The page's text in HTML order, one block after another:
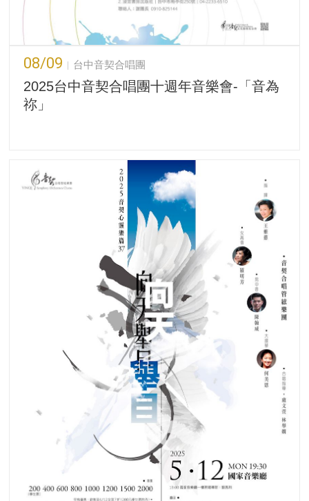
08/09 台中音契合唱團
2025台中音契合唱團十週年音樂會-「音為
祢」